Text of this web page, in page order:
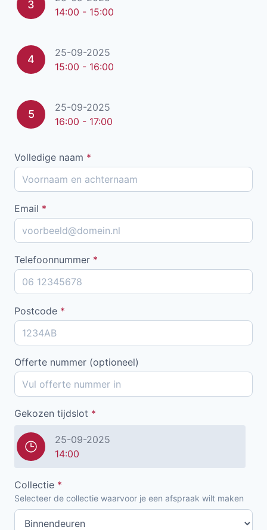
3
14:00 - 15:00
4
25-09-2025
15:00 - 16:00
5
25-09-2025
16:00 - 17:00
Volledige naam *
Email *
Telefoonnummer *
Postcode *
Offerte nummer (optioneel)
Gekozen tijdslot *
25-09-2025
14:00
Collectie *
Selecteer de collectie waarvoor je een afspraak wilt maken